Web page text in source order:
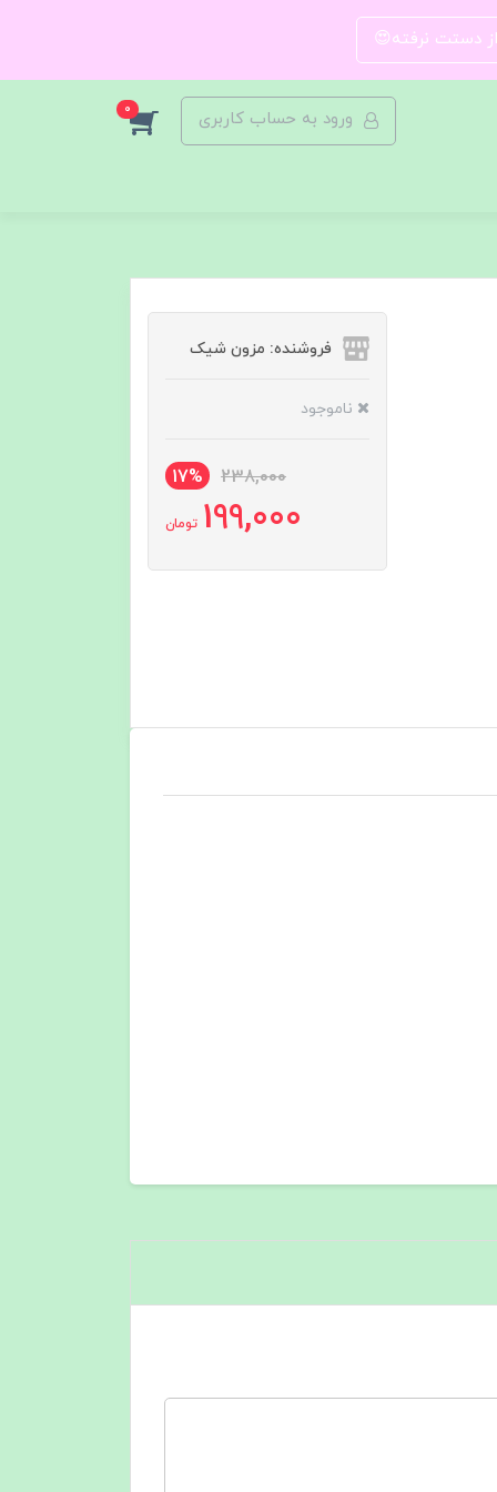
از دستت نرفته😍
ورود به حساب کاربری 0
فروشنده: مزون شیک
ناموجود
238,000
17%
199,000 تومان